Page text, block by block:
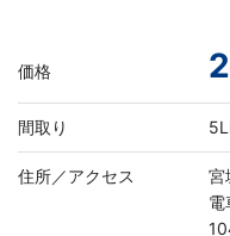
価格
間取り
住所／アクセス
宮
電